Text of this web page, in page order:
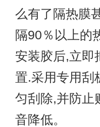
么有了隔热膜
隔90％以上的
安装胶后,立即
置.采用专用刮
匀刮除,并防止
音降低。